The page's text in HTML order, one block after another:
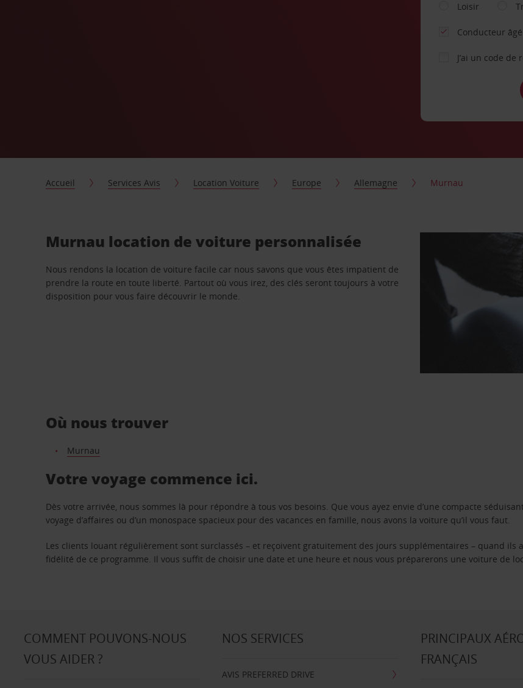
Loisir
Conducteur
J’ai un code de
Accueil Services Avis Location Voiture Europe Allemagne Murnau
Murnau location de voiture personnalisée
Nous rendons la location de voiture facile car nous savons que vous êtes impatient de
prendre la route en toute liberté. Partout où vous irez, des clés seront toujours à votre
disposition pour vous faire découvrir le monde.
Où nous trouver
Murnau
Votre voyage commence ici.
Dès votre arrivée, nous sommes là pour répondre à tous vos besoins. Que vous ayez envie d’une compacte
voyage d’affaires ou d’un monospace spacieux pour des vacances en famille, nous avons la voiture qu’il vous faut.
Les clients louant régulièrement sont surclassés – et reçoivent gratuitement des jours supplémentaires – quand ils
fidélité de ce programme. Il vous suffit de choisir une date et une heure et nous vous préparerons une voiture de
COMMENT POUVONS-NOUS
VOUS AIDER ?
NOS SERVICES
AVIS PREFERRED DRIVE
PRINCIPAUX
FRANÇAIS